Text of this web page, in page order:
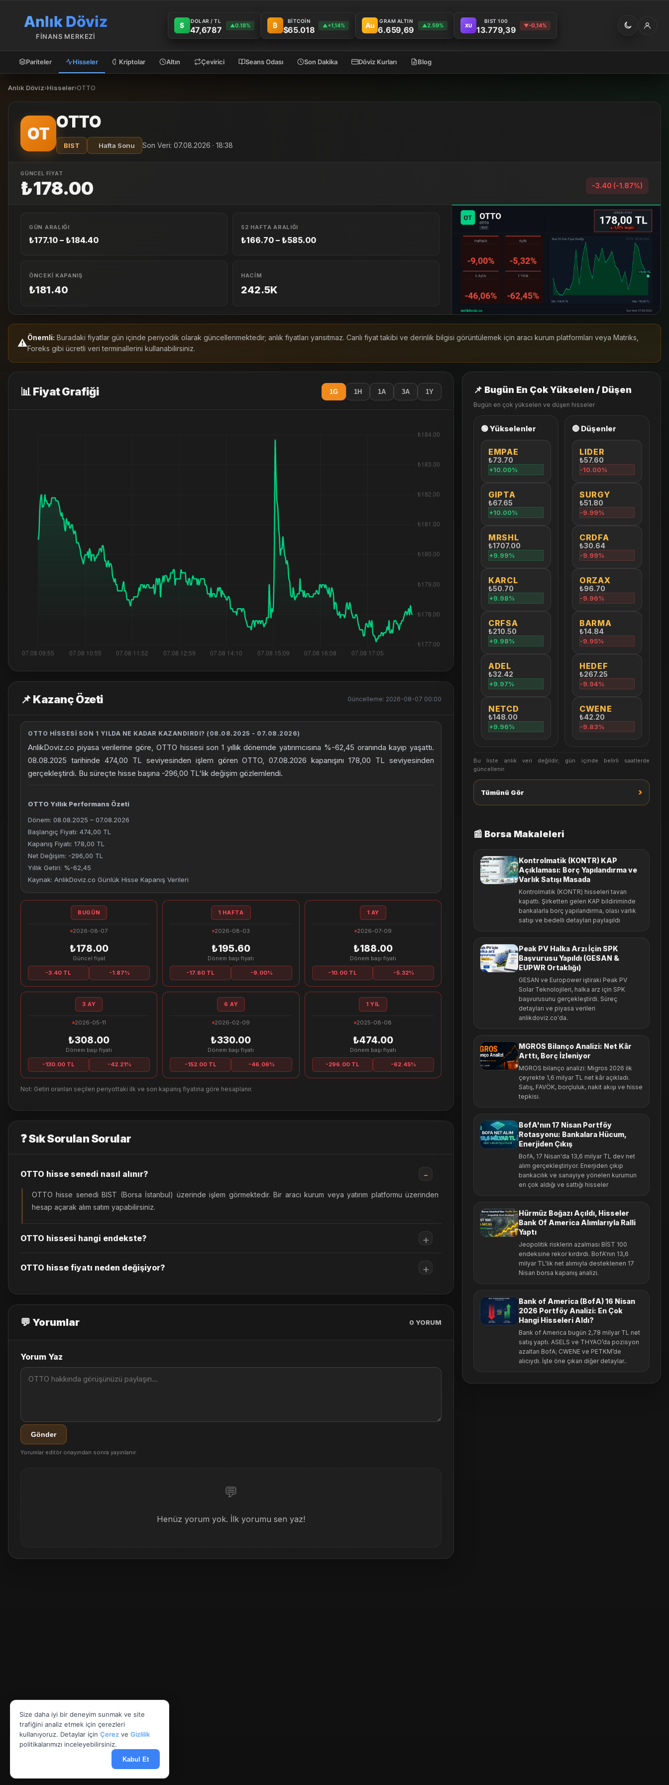
Anlık Döviz
FİNANS MERKEZİ
$ DOLAR / TL
47,6787 ▲0.18% ₿ BİTCOİN
$65.018 ▲+1,14% Au GRAM ALTIN
6.659,69 ▲2.59% XU
BIST 100
13.779,39 ▼-0,14%
Pariteler Hisseler Kriptolar Altın Çevirici Seans Odası Son Dakika Döviz Kurları Blog
Anlık Döviz›Hisseler›OTTO
OT
OTTO
BIST Hafta Sonu Son Veri: 07.08.2026 · 18:38
GÜNCEL FİYAT
₺178.00 -3.40 (-1.87%)
GÜN ARALIĞI
₺177.10 – ₺184.40
52 HAFTA ARALIĞI
₺166.70 – ₺585.00
ÖNCEKI KAPANIŞ
₺181.40
HACIM
242.5K
⚠️Önemli: Buradaki fiyatlar gün içinde periyodik olarak güncellenmektedir; anlık fiyatları yansıtmaz. Canlı fiyat takibi ve derinlik bilgisi görüntülemek için aracı kurum platformları veya Matriks,
Foreks gibi ücretli veri terminallerini kullanabilirsiniz.
📊 Fiyat Grafiği 1G 1H 1A 3A 1Y
📌 Kazanç Özeti Güncelleme: 2026-08-07 00:00
OTTO HISSESI SON 1 YILDA NE KADAR KAZANDIRDI? (08.08.2025 - 07.08.2026)
AnlikDoviz.co piyasa verilerine göre, OTTO hissesi son 1 yıllık dönemde yatırımcısına %-62,45 oranında kayıp yaşattı.
08.08.2025 tarihinde 474,00 TL seviyesinden işlem gören OTTO, 07.08.2026 kapanışını 178,00 TL seviyesinden
gerçekleştirdi. Bu süreçte hisse başına -296,00 TL'lik değişim gözlemlendi.
OTTO Yıllık Performans Özeti
Dönem: 08.08.2025 – 07.08.2026
Başlangıç Fiyatı: 474,00 TL
Kapanış Fiyatı: 178,00 TL
Net Değişim: -296,00 TL
Yıllık Getiri: %-62,45
Kaynak: AnlikDoviz.co Günlük Hisse Kapanış Verileri
BUGÜN
2026-08-07
₺178.00
Güncel fiyat
-3.40 TL -1.87%
1 HAFTA
2026-08-03
₺195.60
Dönem başı fiyatı
-17.60 TL -9.00%
1 AY
2026-07-09
₺188.00
Dönem başı fiyatı
-10.00 TL -5.32%
3 AY
2026-05-11
₺308.00
Dönem başı fiyatı
-130.00 TL -42.21%
6 AY
2026-02-09
₺330.00
Dönem başı fiyatı
-152.00 TL -46.06%
1 YIL
2025-08-08
₺474.00
Dönem başı fiyatı
-296.00 TL -62.45%
Not: Getiri oranları seçilen periyottaki ilk ve son kapanış fiyatına göre hesaplanır.
❓ Sık Sorulan Sorular
OTTO hisse senedi nasıl alınır?
OTTO hisse senedi BIST (Borsa İstanbul) üzerinde işlem görmektedir. Bir aracı kurum veya yatırım platformu üzerinden
hesap açarak alım satım yapabilirsiniz.
OTTO hissesi hangi endekste?
OTTO hisse fiyatı neden değişiyor?
💬 Yorumlar 0 YORUM
Yorum Yaz
Gönder
Yorumlar editör onayından sonra yayınlanır.
💬
Henüz yorum yok. İlk yorumu sen yaz!
📌 Bugün En Çok Yükselen / Düşen
Bugün en çok yükselen ve düşen hisseler
🟢 Yükselenler
EMPAE
₺73.70
+10.00%
GIPTA
₺67.65
+10.00%
MRSHL
₺1707.00
+9.99%
KARCL
₺50.70
+9.98%
CRFSA
₺210.50
+9.98%
ADEL
₺32.42
+9.97%
NETCD
₺148.00
+9.96%
🔴 Düşenler
LIDER
₺57.60
-10.00%
SURGY
₺51.80
-9.99%
CRDFA
₺30.64
-9.99%
ORZAX
₺96.70
-9.96%
BARMA
₺14.84
-9.95%
HEDEF
₺267.25
-9.94%
CWENE
₺42.20
-9.83%
Bu liste anlık veri değildir; gün içinde belirli saatlerde
güncellenir.
Tümünü Gör ›
📰 Borsa Makaleleri
Kontrolmatik (KONTR) KAP
Açıklaması: Borç Yapılandırma ve
Varlık Satışı Masada
Kontrolmatik (KONTR) hisseleri tavan
kapattı. Şirketten gelen KAP bildiriminde
bankalarla borç yapılandırma, olası varlık
satışı ve bedelli detayları paylaşıldı
Peak PV Halka Arzı İçin SPK
Başvurusu Yapıldı (GESAN &
EUPWR Ortaklığı)
GESAN ve Europower iştiraki Peak PV
Solar Teknolojileri, halka arz için SPK
başvurusunu gerçekleştirdi. Süreç
detayları ve piyasa verileri
anlikdoviz.co'da.
MGROS Bilanço Analizi: Net Kâr
Arttı, Borç İzleniyor
MGROS bilanço analizi: Migros 2026 ilk
çeyrekte 1,6 milyar TL net kâr açıkladı.
Satış, FAVÖK, borçluluk, nakit akışı ve hisse
tepkisi.
BofA'nın 17 Nisan Portföy
Rotasyonu: Bankalara Hücum,
Enerjiden Çıkış
BofA, 17 Nisan'da 13,6 milyar TL dev net
alım gerçekleştiriyor. Enerjiden çıkıp
bankacılık ve sanayiye yönelen kurumun
en çok aldığı ve sattığı hisseler
Hürmüz Boğazı Açıldı, Hisseler
Bank Of America Alımlarıyla Ralli
Yaptı
Jeopolitik risklerin azalması BİST 100
endeksine rekor kırdırdı. BofA'nın 13,6
milyar TL'lik net alımıyla desteklenen 17
Nisan borsa kapanış analizi.
Bank of America (BofA) 16 Nisan
2026 Portföy Analizi: En Çok
Hangi Hisseleri Aldı?
Bank of America bugün 2,78 milyar TL net
satış yaptı. ASELS ve THYAO’da pozisyon
azaltan BofA; CWENE ve PETKM’de
alıcıydı. İşte öne çıkan diğer detaylar..
Size daha iyi bir deneyim sunmak ve site
trafiğini analiz etmek için çerezleri
kullanıyoruz. Detaylar için Çerez ve Gizlilik
politikalarımızı inceleyebilirsiniz.
Kabul Et